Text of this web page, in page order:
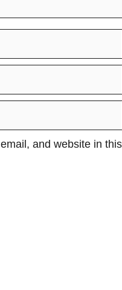
and website in